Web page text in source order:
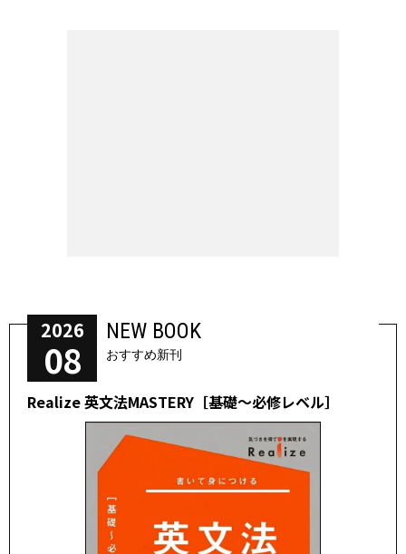
2026
08
NEW BOOK
おすすめ新刊
Realize 英文法MASTERY［基礎～必修レベル］